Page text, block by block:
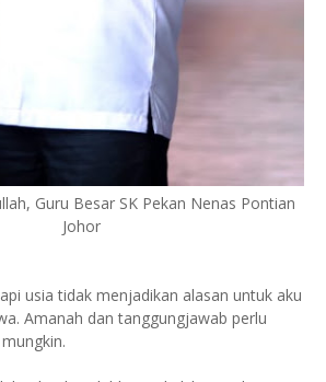
Guru Besar SK Pekan Nenas Pontian
Johor
usia tidak menjadikan alasan untuk aku
Amanah dan tanggungjawab perlu